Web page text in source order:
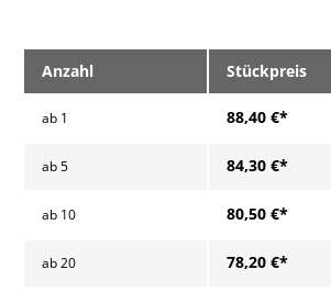
Anzahl Stückpreis
ab 1 88,40 €*
ab5 84,30 €*
ab 10 80,50 €*
ab20 78,20 €*